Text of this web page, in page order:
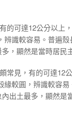
的可達12公分以上
識較容易。普遍
，顯然是當時居民
常見，有的可達12
較圓，辨識較容
出土最多，顯然是